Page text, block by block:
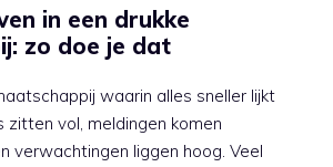
in een drukke
zo doe je dat
waarin alles sneller lijkt
zitten vol, meldingen komen
verwachtingen liggen hoog. Veel